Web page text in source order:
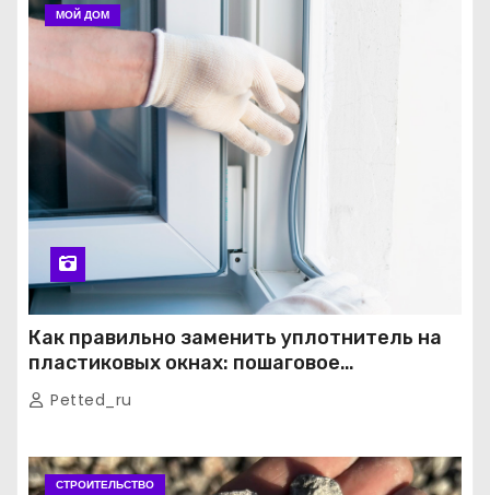
МОЙ ДОМ
Как правильно заменить уплотнитель на
пластиковых окнах: пошаговое
руководство от экспертов
Petted_ru
СТРОИТЕЛЬСТВО